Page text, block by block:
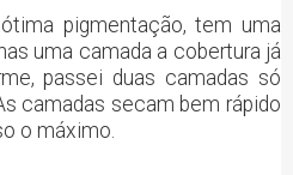
pigmentação, tem uma
uma camada a cobertura já
passei duas camadas só
camadas secam bem rápido
o máximo.